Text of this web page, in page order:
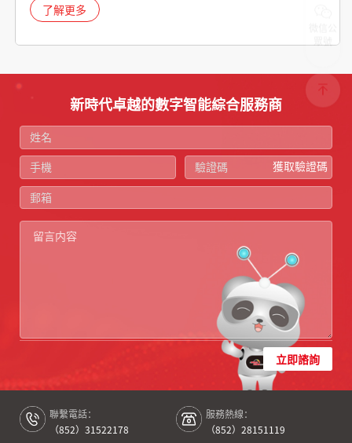
了解更多
新時代卓越的數字智能綜合服務商
獲取驗證碼
立即諮詢
聯繫電話：
（852）31522178
服務熱線：
（852）28151119